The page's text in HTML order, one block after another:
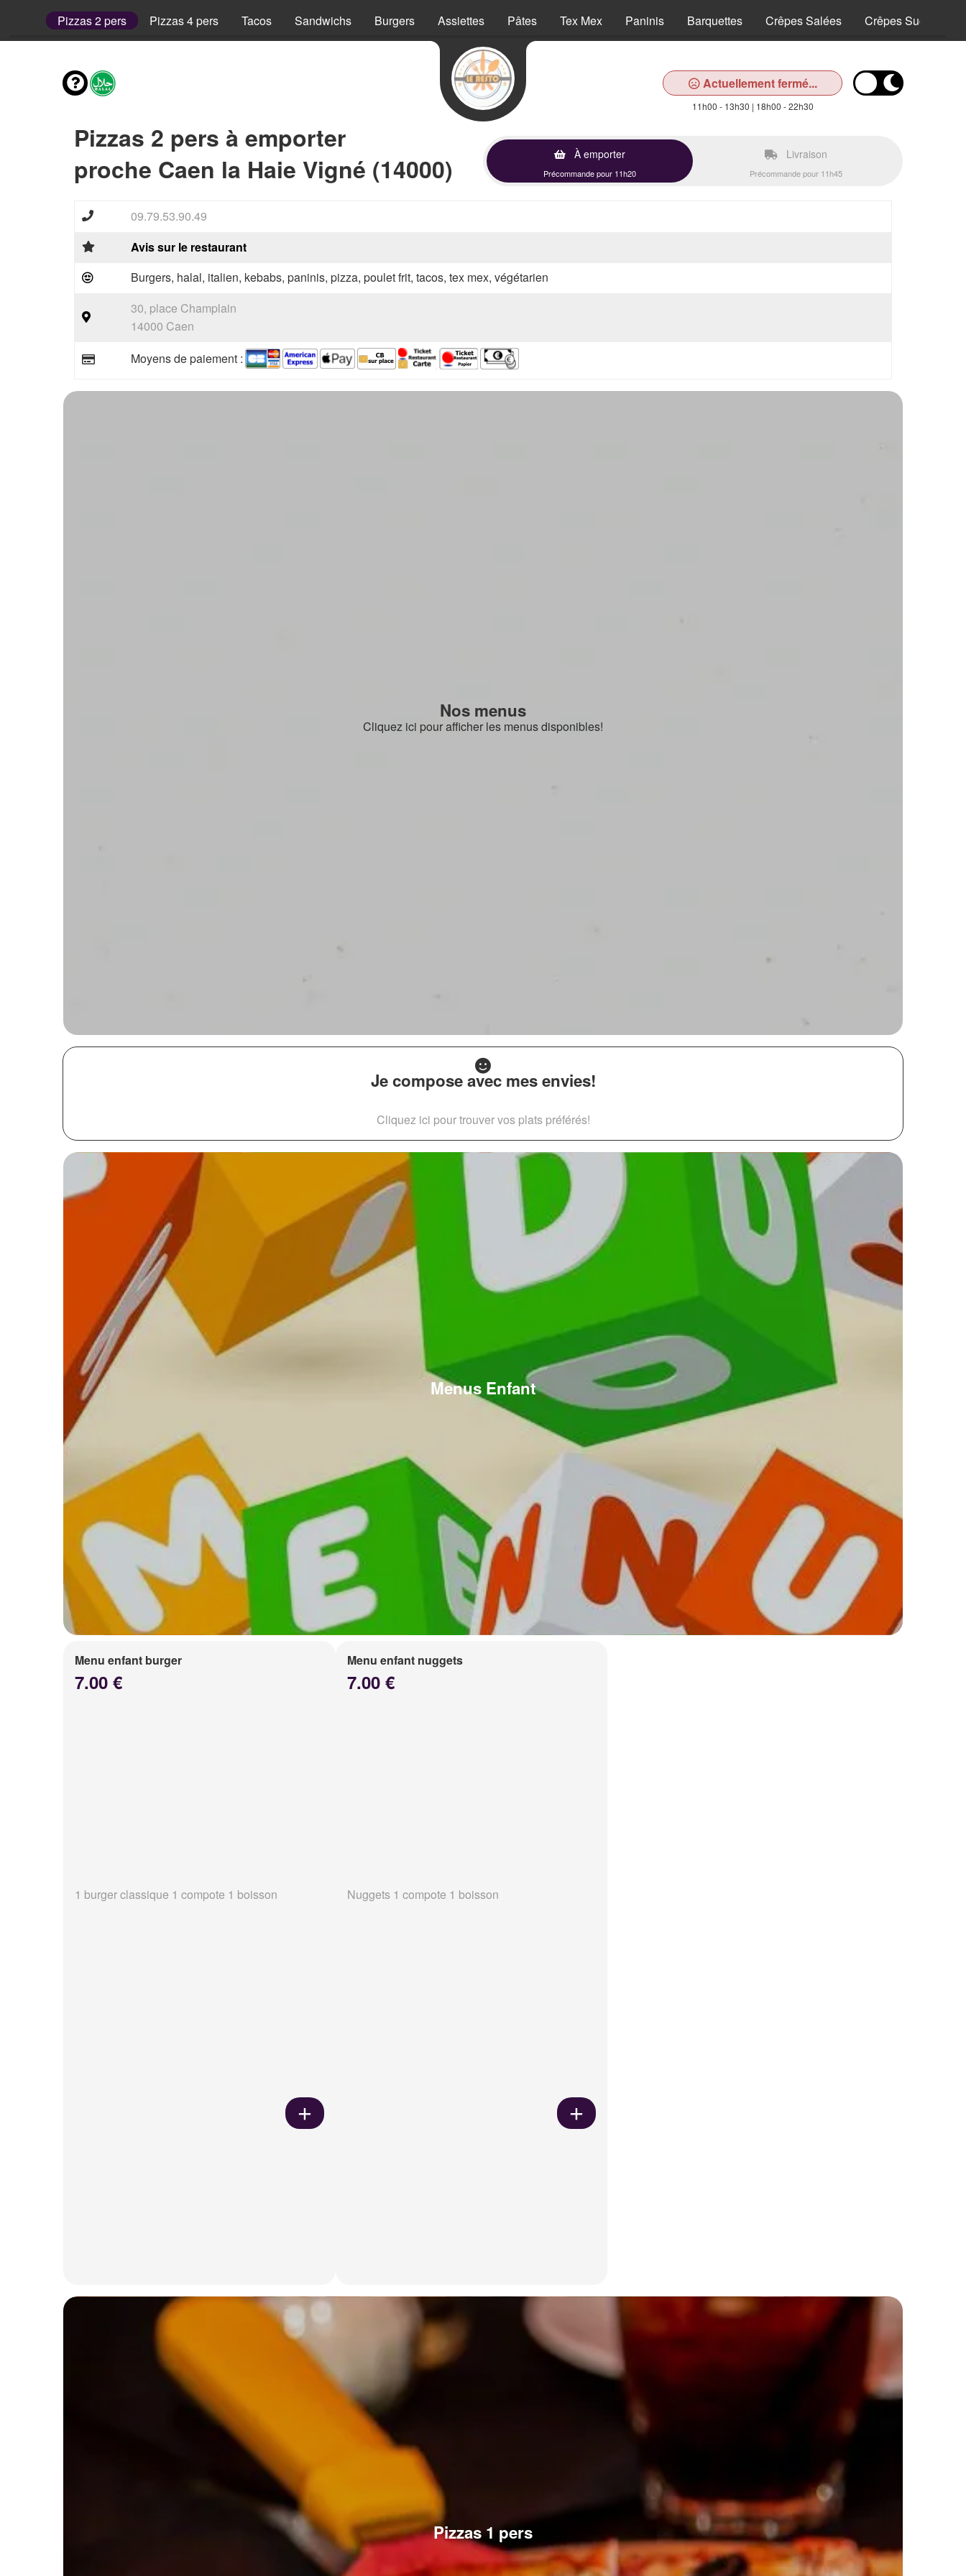
Pizzas 2 pers Pizzas 4 pers Tacos Sandwichs Burgers Assiettes Pâtes Tex Mex Paninis Barquettes Crêpes Salées Crêpes Sucrées
Actuellement fermé...
11h00 - 13h30 | 18h00 - 22h30
Pizzas 2 pers à emporter
proche Caen la Haie Vigné (14000)
À emporter
Précommande pour 11h20
Livraison
Précommande pour 11h45
09.79.53.90.49
Avis sur le restaurant
Burgers, halal, italien, kebabs, paninis, pizza, poulet frit, tacos, tex mex, végétarien
30, place Champlain
14000 Caen
Moyens de paiement :
Nos menus
Cliquez ici pour afficher les menus disponibles!
Je compose avec mes envies!
Cliquez ici pour trouver vos plats préférés!
Menus Enfant
Menu enfant burger
7.00 €
1 burger classique 1 compote 1 boisson
Menu enfant nuggets
7.00 €
Nuggets 1 compote 1 boisson
Pizzas 1 pers